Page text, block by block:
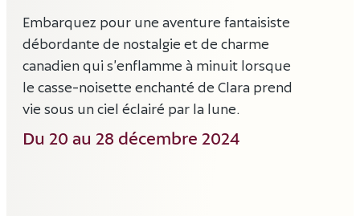
Embarquez pour une aventure fantaisiste
débordante de nostalgie et de charme
canadien qui s’enflamme à minuit lorsque
le casse-noisette enchanté de Clara prend
vie sous un ciel éclairé par la lune.
Du 20 au 28 décembre 2024